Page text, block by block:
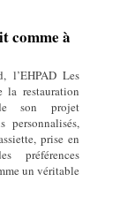
comme à
l’EHPAD Les
la restauration
son projet
personnalisés,
prise en
préférences
un véritable